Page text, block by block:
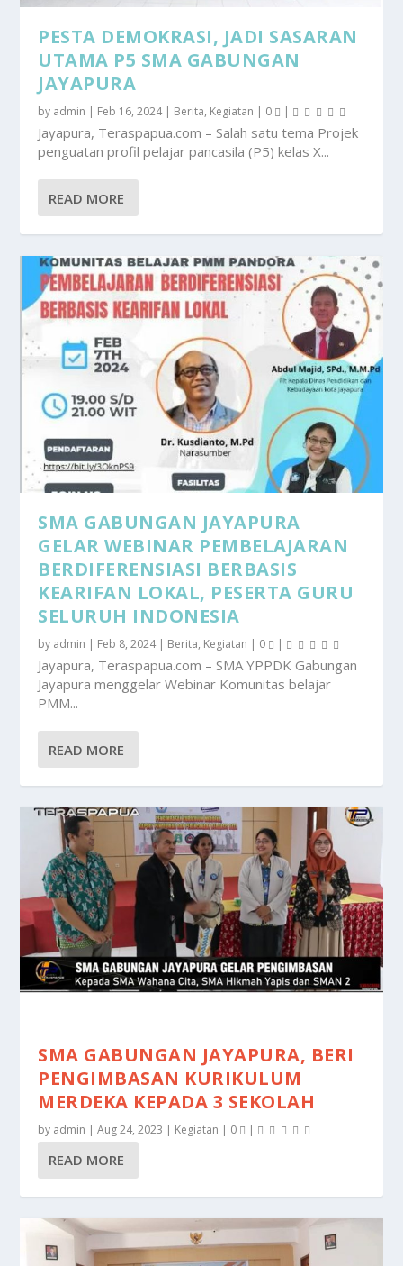
PESTA DEMOKRASI, JADI SASARAN
UTAMA P5 SMA GABUNGAN
JAYAPURA
by admin | Feb 16, 2024| Berita, Kegiatan | 0 |
Jayapura, Teraspapua.com – Salah satu tema Projek
penguatan profil pelajar pancasila (P5) kelas X...
READ MORE
SMA GABUNGAN JAYAPURA
GELAR WEBINAR PEMBELAJARAN
BERDIFERENSIASI BERBASIS
KEARIFAN LOKAL, PESERTA GURU
SELURUH INDONESIA
by admin | Feb 8, 2024| Berita, Kegiatan | 0 |
Jayapura, Teraspapua.com – SMA YPPDK Gabungan
Jayapura menggelar Webinar Komunitas belajar
PMM...
READ MORE
SMA GABUNGAN JAYAPURA, BERI
PENGIMBASAN KURIKULUM
MERDEKA KEPADA 3 SEKOLAH
by admin |Aug 24, 2023 | Kegiatan | 0 |
READ MORE